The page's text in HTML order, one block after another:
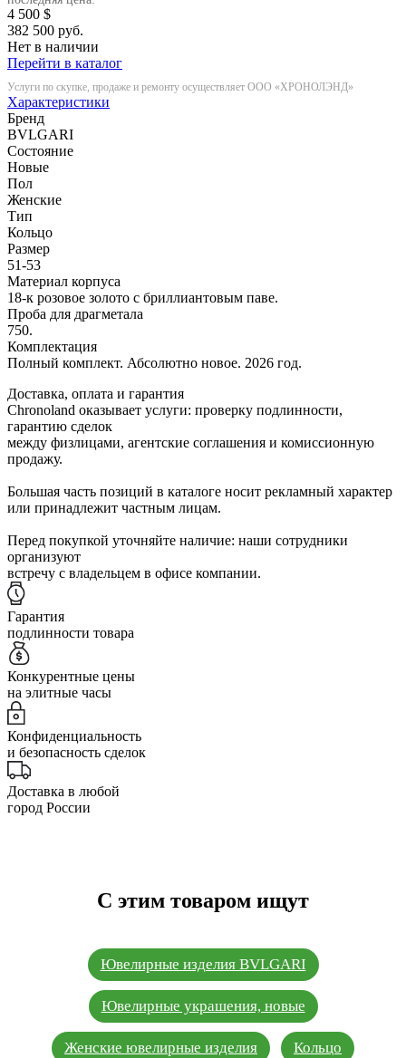
4 500 $
382 500 руб.
Нет в наличии
Перейти в каталог
Услуги по скупке, продаже и ремонту осуществляет ООО «ХРОНОЛЭНД»
Характеристики
Бренд
BVLGARI
Состояние
Новые
Пол
Женские
Тип
Кольцо
Размер
51-53
Материал корпуса
18-к розовое золото с бриллиантовым паве.
Проба для драгметала
750.
Комплектация
Полный комплект. Абсолютно новое. 2026 год.
Доставка, оплата и гарантия
Chronoland оказывает услуги: проверку подлинности,
гарантию сделок
между физлицами, агентские соглашения и комиссионную
продажу.
Большая часть позиций в каталоге носит рекламный характер
или принадлежит частным лицам.
Перед покупкой уточняйте наличие: наши сотрудники
организуют
встречу с владельцем в офисе компании.
Гарантия
подлинности товара
Конкурентные цены
на элитные часы
Конфиденциальность
и безопасность сделок
Доставка в любой
город России
С этим товаром ищут
Ювелирные изделия BVLGARI
Ювелирные украшения, новые
Женские ювелирные изделия Кольцо